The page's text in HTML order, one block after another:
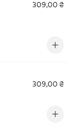
309,00 ₴
309,00 ₴